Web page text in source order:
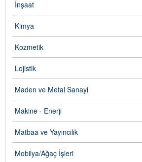
İnşaat
Kimya
Kozmetik
Lojistik
Maden ve Metal Sanayi
Makine - Enerji
Matbaa ve Yayıncılık
Mobilya/Ağaç İşleri